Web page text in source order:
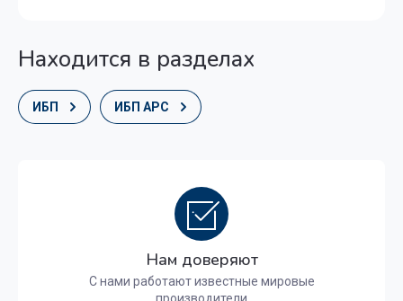
Находится в разделах
ИБП ИБП APC
Нам доверяют
С нами работают известные мировые
производители